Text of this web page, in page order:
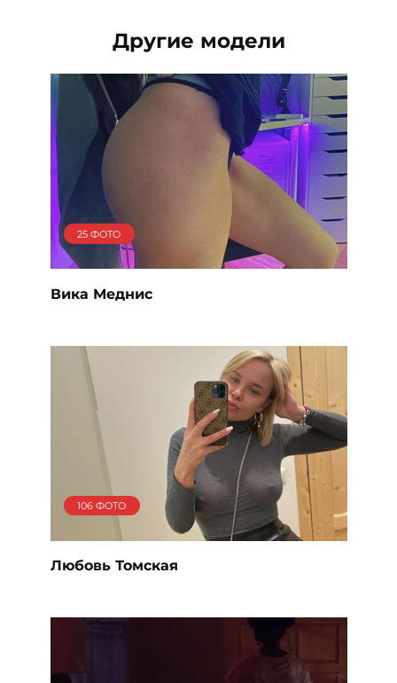
Другие модели
25 ФОТО
Вика Меднис
106 ФОТО
Любовь Томская